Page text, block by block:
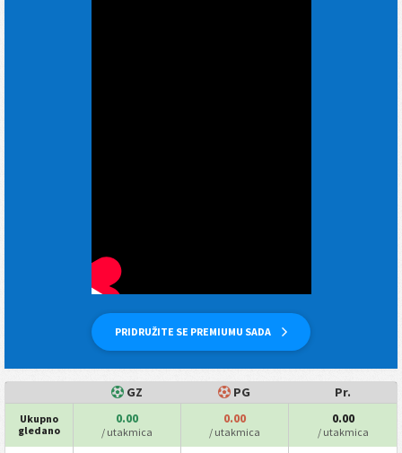
PRIDRUŽITE SE PREMIUMU SADA
GZ PG Pr.
Ukupno
gledano
0.00
/ utakmica
0.00
/ utakmica
0.00
/ utakmica